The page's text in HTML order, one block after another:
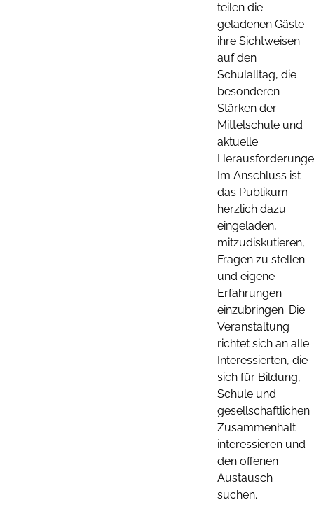
teilen die
geladenen Gäste
ihre Sichtweisen
auf den
Schulalltag, die
besonderen
Stärken der
Mittelschule und
aktuelle
Im Anschluss ist
das Publikum
herzlich dazu
eingeladen,
mitzudiskutieren,
Fragen zu stellen
und eigene
Erfahrungen
einzubringen. Die
Veranstaltung
richtet sich an alle
Interessierten, die
sich für Bildung,
Schule und
gesellschaftlichen
Zusammenhalt
interessieren und
den offenen
Austausch
suchen.